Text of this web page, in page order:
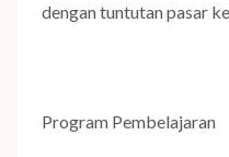
dengan tuntutan pasar
Program Pembelajaran